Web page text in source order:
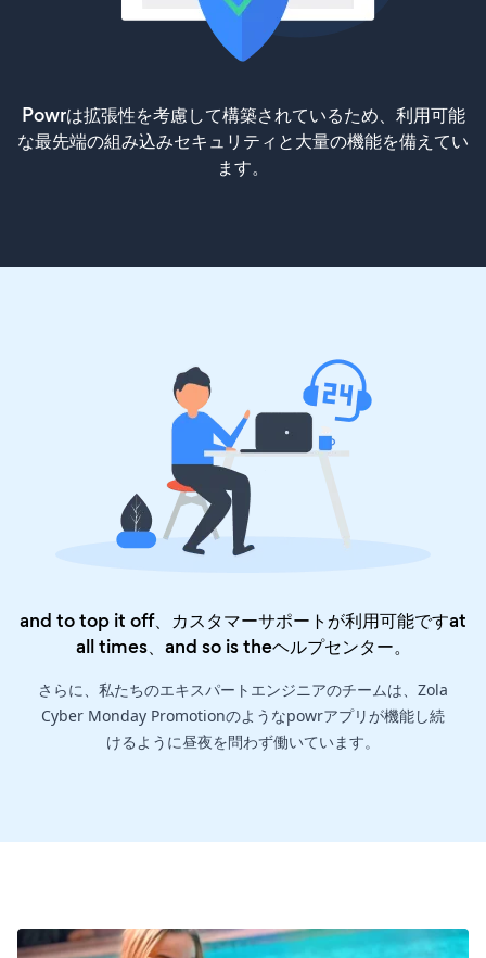
Powrは拡張性を考慮して構築されているため、利用可能
な最先端の組み込みセキュリティと大量の機能を備えてい
ます。
and to top it off、カスタマーサポートが利用可能ですat
all times、and so is theヘルプセンター。
さらに、私たちのエキスパートエンジニアのチームは、Zola
Cyber Monday Promotionのようなpowrアプリが機能し続
けるように昼夜を問わず働いています。